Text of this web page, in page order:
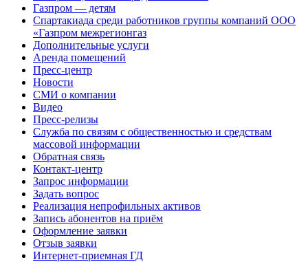
Газпром — детям
Спартакиада среди работников группы компаний ООО
«Газпром межрегионгаз
Дополнительные услуги
Аренда помещений
Пресс-центр
Новости
СМИ о компании
Видео
Пресс-релизы
Служба по связям с общественностью и средствам
массовой информации
Обратная связь
Контакт-центр
Запрос информации
Задать вопрос
Реализация непрофильных активов
Запись абонентов на приём
Оформление заявки
Отзыв заявки
Интернет-приемная ГД